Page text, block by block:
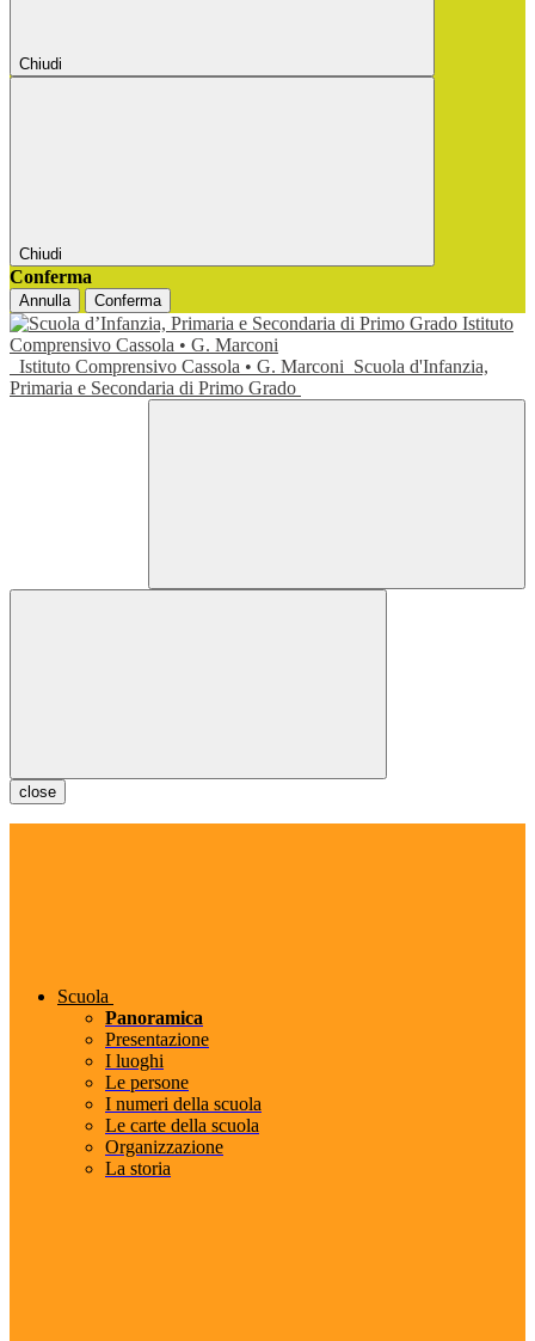
Chiudi
Chiudi
Conferma
Annulla Conferma
Istituto Comprensivo Cassola • G. Marconi Scuola d'Infanzia,
Primaria e Secondaria di Primo Grado
close
Scuola
Panoramica
Presentazione
I luoghi
Le persone
I numeri della scuola
Le carte della scuola
Organizzazione
La storia